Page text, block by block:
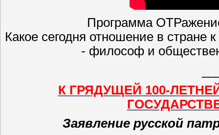
Программа
Какое сегодня отношение в стране
- философ и
К ГРЯДУЩЕЙ 100-
Заявление русской